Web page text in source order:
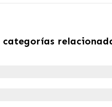
categorías